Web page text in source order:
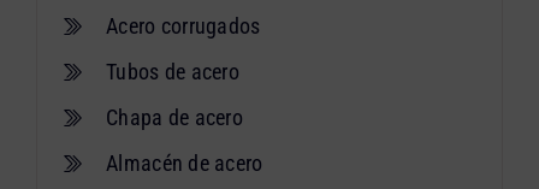
Acero corrugados
Tubos de acero
Chapa de acero
Almacén de acero